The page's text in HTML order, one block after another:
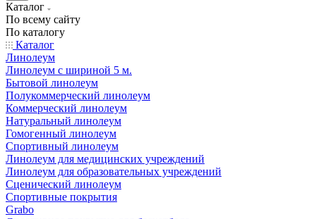
Каталог
По всему сайту
По каталогу
Каталог
Линолеум
Линолеум с шириной 5 м.
Бытовой линолеум
Полукоммерческий линолеум
Коммерческий линолеум
Натуральный линолеум
Гомогенный линолеум
Спортивный линолеум
Линолеум для медицинских учреждений
Линолеум для образовательных учреждений
Сценический линолеум
Спортивные покрытия
Grabo